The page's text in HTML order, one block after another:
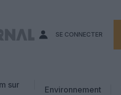
SE CONNECTER
sur
Environnement